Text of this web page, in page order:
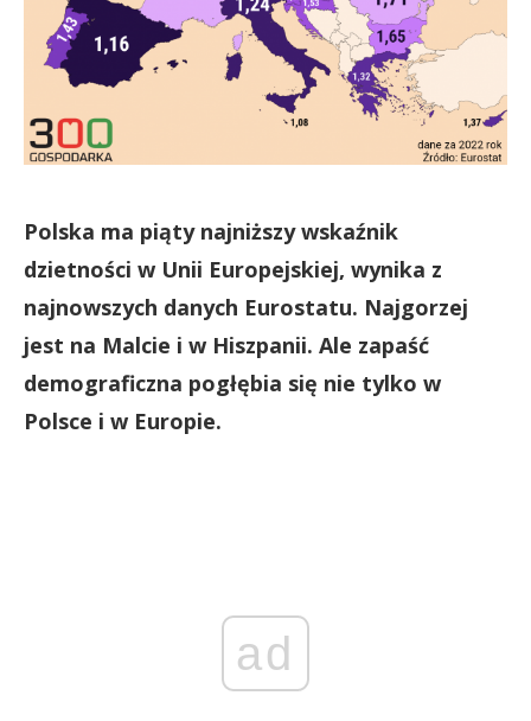
Polska ma piąty najniższy wskaźnik
dzietności w Unii Europejskiej, wynika z
najnowszych danych Eurostatu. Najgorzej
jest na Malcie i w Hiszpanii. Ale zapaść
demograficzna pogłębia się nie tylko w
Polsce i w Europie.
ad